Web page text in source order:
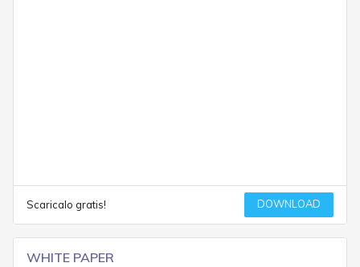
Scaricalo gratis! DOWNLOAD
WHITE PAPER